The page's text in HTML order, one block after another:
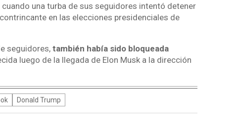
una turba de sus seguidores intentó detener
en las elecciones presidenciales de
seguidores,también había sido bloqueada
luego de la llegada de Elon Musk a la dirección
Donald Trump